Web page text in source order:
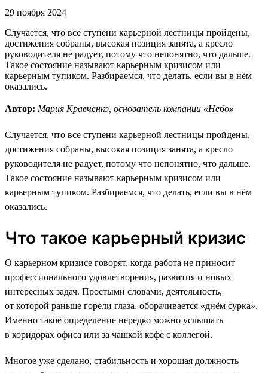
29 ноября 2024
Случается, что все ступени карьерной лестницы пройдены,
достижения собраны, высокая позиция занята, а кресло
руководителя не радует, потому что непонятно, что дальше.
Такое состояние называют карьерным кризисом или
карьерным тупиком. Разбираемся, что делать, если вы в нём
оказались.
Автор: Мария Кравченко, основатель компании «Небо»
Случается, что все ступени карьерной лестницы пройдены,
достижения собраны, высокая позиция занята, а кресло
руководителя не радует, потому что непонятно, что дальше.
Такое состояние называют карьерным кризисом или
карьерным тупиком. Разбираемся, что делать, если вы в нём
оказались.
Что такое карьерный кризис
О карьерном кризисе говорят, когда работа не приносит
профессионального удовлетворения, развития и новых
интересных задач. Простыми словами, деятельность,
от которой раньше горели глаза, оборачивается «днём сурка».
Именно такое определение нередко можно услышать
в коридорах офиса или за чашкой кофе с коллегой.
Многое уже сделано, стабильность и хорошая должность